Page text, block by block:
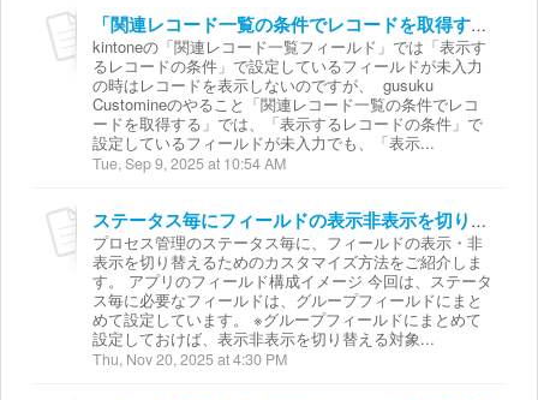
「関連レコード一覧の条件でレコードを取得する」の挙動について
kintoneの「関連レコード一覧フィールド」では「表示す
るレコードの条件」で設定しているフィールドが未入力
の時はレコードを表示しないのですが、 gusuku
Customineのやること「関連レコード一覧の条件でレコ
ードを取得する」では、「表示するレコードの条件」で
設定しているフィールドが未入力でも、「表示...
Tue, Sep 9, 2025 at 10:54 AM
ステータス毎にフィールドの表示非表示を切り替える
プロセス管理のステータス毎に、フィールドの表示・非
表示を切り替えるためのカスタマイズ方法をご紹介しま
す。 アプリのフィールド構成イメージ 今回は、ステータ
ス毎に必要なフィールドは、グループフィールドにまと
めて設定しています。 ※グループフィールドにまとめて
設定しておけば、表示非表示を切り替える対象...
Thu, Nov 20, 2025 at 4:30 PM